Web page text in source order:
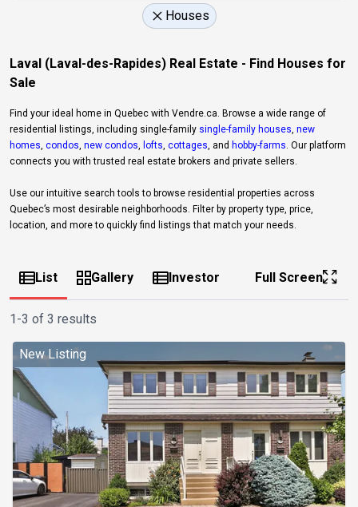
Houses
Laval (Laval-des-Rapides) Real Estate - Find Houses for
Sale
Find your ideal home in Quebec with Vendre.ca. Browse a wide range of
residential listings, including single-family single-family houses new
homes condos new condos lofts cottages , and hobby-farms . Our platform
connects you with trusted real estate brokers and private sellers.
Use our intuitive search tools to browse residential properties across
Quebec’s most desirable neighborhoods. Filter by property type, price,
location, and more to quickly find listings that match your needs.
List Gallery Investor Full Screen
1-3 of 3 results
New Listing